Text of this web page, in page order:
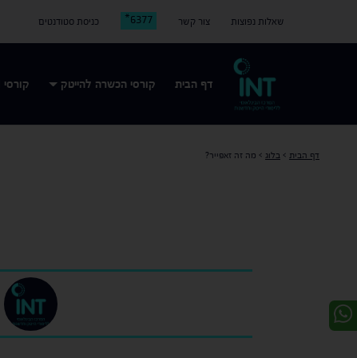
שאלות נפוצות צור קשר 6377* כניסת סטודנטים
דף הבית קורסי הכשרה להייטק קורסי AI
דף הבית >בלוג > מה זה זאפייר?